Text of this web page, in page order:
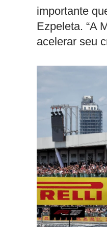
importante
Ezpeleta. “A
acelerar seu